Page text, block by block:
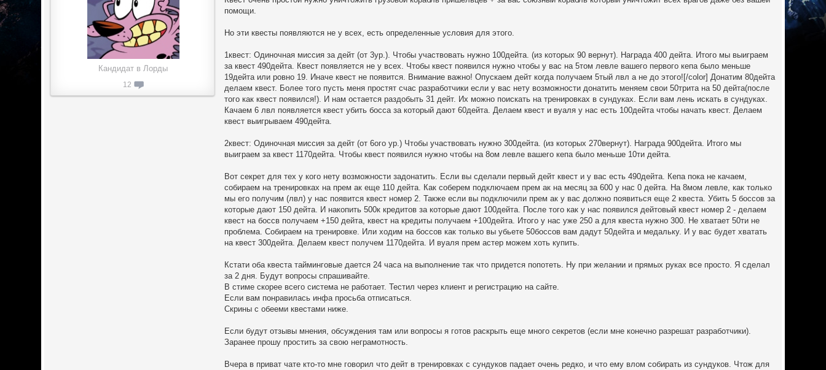
помощи.
Но эти квесты появляются не у всех, есть определенные условия для этого.
1квест: Одиночная миссия за дейт (от 3ур.). Чтобы участвовать нужно 100дейта. (из которых 90 вернут). Награда 400 дейта. Итого мы выиграем
за квест 490дейта. Квест появляется не у всех. Чтобы квест появился нужно чтобы у вас на 5том левле вашего первого кепа было меньше
19дейта или ровно 19. Иначе квест не появится. Внимание важно! Опускаем дейт когда получаем 5тый лвл а не до этого![/color] Донатим 80дейта
делаем квест. Более того пусть меня простят счас разработчики если у вас нету возможности донатить меняем свои 50трита на 50 дейта(после
того как квест появился!). И нам остается раздобыть 31 дейт. Их можно поискать на тренировках в сундуках. Если вам лень искать в сундуках.
Качаем 6 лвл появляется квест убить босса за который дают 60дейта. Делаем квест и вуаля у нас есть 100дейта чтобы начать квест. Делаем
квест выигрываем 490дейта.
2квест: Одиночная миссия за дейт (от 6ого ур.) Чтобы участвовать нужно 300дейта. (из которых 270вернут). Награда 900дейта. Итого мы
выиграем за квест 1170дейта. Чтобы квест появился нужно чтобы на 8ом левле вашего кепа было меньше 10ти дейта.
Вот секрет для тех у кого нету возможности задонатить. Если вы сделали первый дейт квест и у вас есть 490дейта. Кепа пока не качаем,
собираем на тренировках на прем ак еще 110 дейта. Как соберем подключаем прем ак на месяц за 600 у нас 0 дейта. На 8мом левле, как только
мы его получим (лвл) у нас появится квест номер 2. Также если вы подключили прем ак у вас должно появиться еще 2 квеста. Убить 5 боссов за
которые дают 150 дейта. И накопить 500к кредитов за которые дают 100дейта. После того как у нас появился дейтовый квест номер 2 - делаем
квест на боссв получаем +150 дейта, квест на кредиты получаем +100дейта. Итого у нас уже 250 а для квеста нужно 300. Не хватает 50ти не
проблема. Собираем на тренировке. Или ходим на боссов как только вы убьете 50боссов вам дадут 50дейта и медальку. И у вас будет хватать
на квест 300дейта. Делаем квест получем 1170дейта. И вуаля прем астер можем хоть купить.
Кстати оба квеста тайминговые дается 24 часа на выполнение так что придется попотеть. Ну при желании и прямых руках все просто. Я сделал
за 2 дня. Будут вопросы спрашивайте.
В стиме скорее всего система не работает. Тестил через клиент и регистрацию на сайте.
Если вам понравилась инфа просьба отписаться.
Скрины с обееми квестами ниже.
Если будут отзывы мнения, обсуждения там или вопросы я готов раскрыть еще много секретов (если мне конечно разрешат разработчики).
Заранее прошу простить за свою неграмотность.
Вчера в приват чате кто-то мне говорил что дейт в тренировках с сундуков падает очень редко, и что ему влом собирать из сундуков. Чтож для
Кандидат в Лорды
12